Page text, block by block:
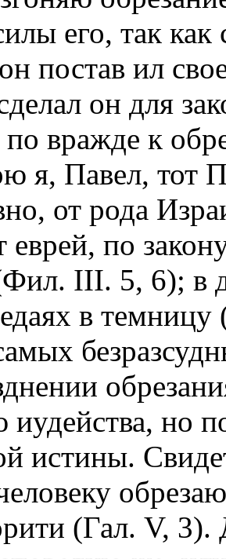
его, так
постав ил
он для
по вражде к
я, Павел, тот
от рода
еврей, по
III. 5, 6); в
в
иудейства, но
истины.
(Гал. V,